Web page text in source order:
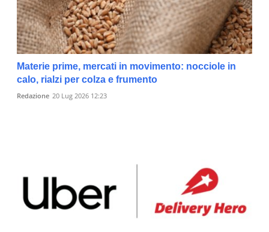
Materie prime, mercati in movimento: nocciole in
calo, rialzi per colza e frumento
Redazione 20 Lug 2026 12:23